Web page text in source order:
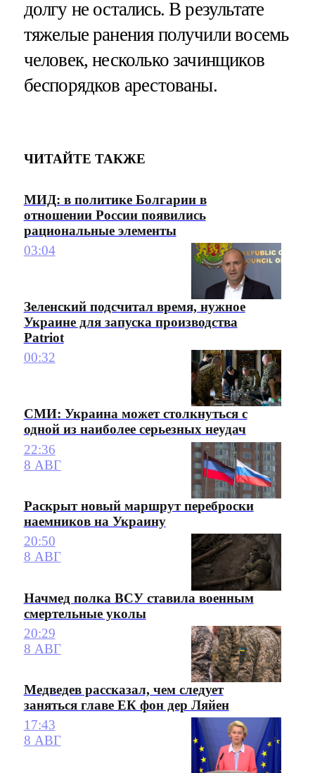
долгу не остались. В результате
тяжелые ранения получили восемь
человек, несколько зачинщиков
беспорядков арестованы.
ЧИТАЙТЕ ТАКЖЕ
МИД: в политике Болгарии в
отношении России появились
рациональные элементы
03:04
Зеленский подсчитал время, нужное
Украине для запуска производства
Patriot
00:32
СМИ: Украина может столкнуться с
одной из наиболее серьезных неудач
22:36
8 АВГ
Раскрыт новый маршрут переброски
наемников на Украину
20:50
8 АВГ
Начмед полка ВСУ ставила военным
смертельные уколы
20:29
8 АВГ
Медведев рассказал, чем следует
заняться главе ЕК фон дер Ляйен
17:43
8 АВГ